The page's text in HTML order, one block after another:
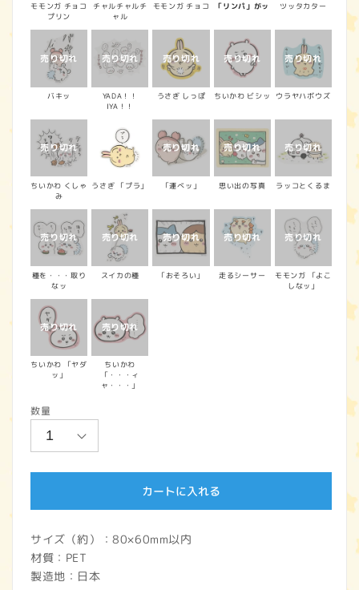
モモンガ チョコ
プリン
チャルチャルチ
ャル
モモンガ チョコ 「リンパ」がッ ツッタカター
バキッ
YADA！！
IYA！！
うさぎ しっぽ ちいかわ ビシッ ウラヤハボウズ
ちいかわ くしゃ
み
うさぎ 「プラ」 「運べッ」 思い出の写真 ラッコとくるま
種を・・・取り
なッ
スイカの種 「おそろい」 走るシーサー
モモンガ 「よこ
しなッ」
ちいかわ 「ヤダ
ッ」
ちいかわ
「・・・ィ
ャ・・・」
数量
カートに入れる
サイズ（約）：80×60mm以内
材質：PET
製造地：日本